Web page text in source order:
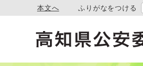
本文へ ふりがなをつける